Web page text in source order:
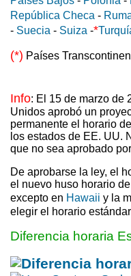
República Checa -
- Suecia - Suiza -*
(*) Países
Info: El 15 de marzo de
Unidos aprobó un
permanente el horario
los estados de EE. UU.
que no sea aprobado
De aprobarse la ley, el
el nuevo huso horario
excepto en Hawaii y la
elegir el horario
Diferencia horaria